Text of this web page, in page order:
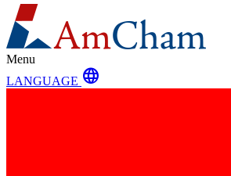
Menu
LANGUAGE language